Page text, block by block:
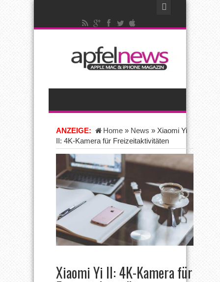
ANZEIGE: Home » News » Xiaomi Yi
II: 4K-Kamera für Freizeitaktivitäten
Xiaomi Yi II: 4K-Kamera für